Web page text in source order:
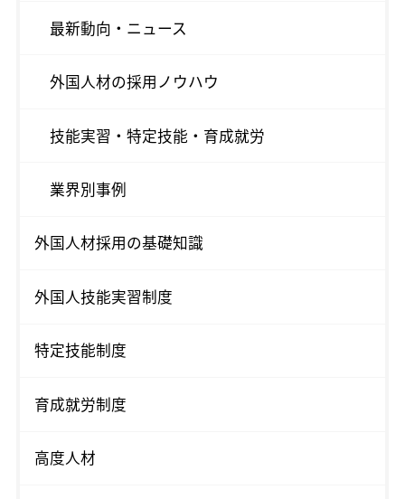
最新動向・ニュース
外国人材の採用ノウハウ
技能実習・特定技能・育成就労
業界別事例
外国人材採用の基礎知識
外国人技能実習制度
特定技能制度
育成就労制度
高度人材